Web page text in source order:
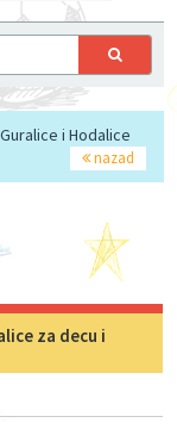
i Hodalice
nazad
za decu i